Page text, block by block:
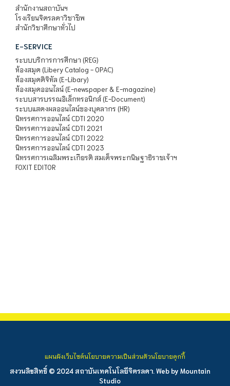
สำนักงานสถาบันฯ
โรงเรียนจิตรลดาวิชาชีพ
สำนักวิชาศึกษาทั่วไป
E-SERVICE
ระบบบริการการศึกษา (REG)
ห้องสมุด (Libery Catalog - OPAC)
ห้องสมุดดิจิทัล (E-Libary)
ห้องสมุดออนไลน์ (E-newspaper & E-magazine)
ระบบสารบรรณอิเล็กทรอนิกส์ (E-Document)
ระบบแสดงผลออนไลน์ของบุคลากร (HR)
นิทรรศการออนไลน์ CDTI 2020
นิทรรศการออนไลน์ CDTI 2021
นิทรรศการออนไลน์ CDTI 2022
นิทรรศการออนไลน์ CDTI 2023
นิทรรศการเฉลิมพระเกียรติ สมเด็จพระกนิษฐาธิราชเจ้าฯ
FOXIT EDITOR
สงวนลิขสิทธิ์ © 2024 สถาบันเทคโนโลยีจิตรลดา. Web by Mountain
Studio
แผนผังเว็บไซต์นโยบายความเป็นส่วนตัวนโยบายคุกกี้